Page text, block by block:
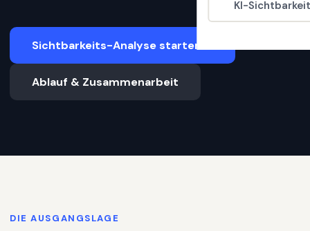
KI-
Sichtbarkeits-Analyse starten
Ablauf & Zusammenarbeit
DIE AUSGANGSLAGE